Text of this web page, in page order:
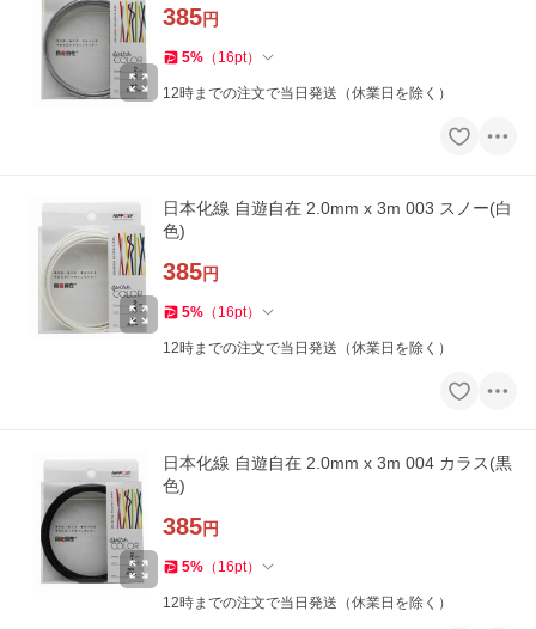
385円
5% （ 16pt）
12時までの注文で当日発送（休業日を除く）
日本化線 自遊自在 2.0mm x 3m 003 スノー(白
色)
385円
5% （ 16pt）
12時までの注文で当日発送（休業日を除く）
日本化線 自遊自在 2.0mm x 3m 004 カラス(黒
色)
385円
5% （ 16pt）
12時までの注文で当日発送（休業日を除く）